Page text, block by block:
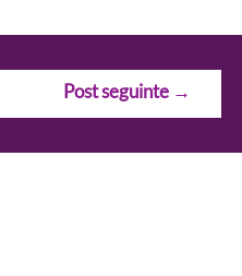
Post seguinte →